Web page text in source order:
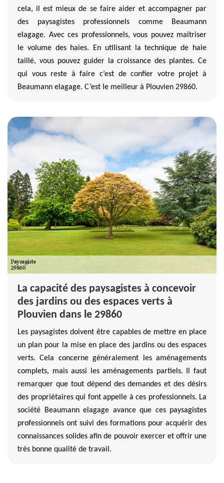
cela, il est mieux de se faire aider et accompagner par
des paysagistes professionnels comme Beaumann
elagage. Avec ces professionnels, vous pouvez maitriser
le volume des haies. En utilisant la technique de haie
taillé, vous pouvez guider la croissance des plantes. Ce
qui vous reste à faire c’est de confier votre projet à
Beaumann elagage. C’est le meilleur à Plouvien 29860.
La capacité des paysagistes à concevoir
des jardins ou des espaces verts à
Plouvien dans le 29860
Les paysagistes doivent être capables de mettre en place
un plan pour la mise en place des jardins ou des espaces
verts. Cela concerne généralement les aménagements
complets, mais aussi les aménagements partiels. Il faut
remarquer que tout dépend des demandes et des désirs
des propriétaires qui font appelle à ces professionnels. La
société Beaumann elagage avance que ces paysagistes
professionnels ont suivi des formations pour acquérir des
connaissances solides afin de pouvoir exercer et offrir une
très bonne qualité de travail.